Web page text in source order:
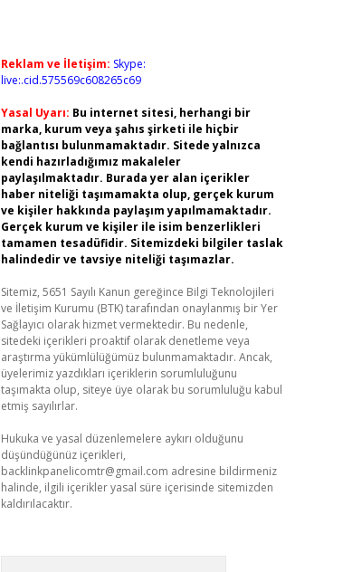
Reklam ve İletişim: Skype:
live:.cid.575569c608265c69
Yasal Uyarı: Bu internet sitesi, herhangi bir
marka, kurum veya şahıs şirketi ile hiçbir
bağlantısı bulunmamaktadır. Sitede yalnızca
kendi hazırladığımız makaleler
paylaşılmaktadır. Burada yer alan içerikler
haber niteliği taşımamakta olup, gerçek kurum
ve kişiler hakkında paylaşım yapılmamaktadır.
Gerçek kurum ve kişiler ile isim benzerlikleri
tamamen tesadüfidir. Sitemizdeki bilgiler taslak
halindedir ve tavsiye niteliği taşımazlar.
Sitemiz, 5651 Sayılı Kanun gereğince Bilgi Teknolojileri
ve İletişim Kurumu (BTK) tarafından onaylanmış bir Yer
Sağlayıcı olarak hizmet vermektedir. Bu nedenle,
sitedeki içerikleri proaktif olarak denetleme veya
araştırma yükümlülüğümüz bulunmamaktadır. Ancak,
üyelerimiz yazdıkları içeriklerin sorumluluğunu
taşımakta olup, siteye üye olarak bu sorumluluğu kabul
etmiş sayılırlar.
Hukuka ve yasal düzenlemelere aykırı olduğunu
düşündüğünüz içerikleri,
backlinkpanelicomtr@gmail.com adresine bildirmeniz
halinde, ilgili içerikler yasal süre içerisinde sitemizden
kaldırılacaktır.